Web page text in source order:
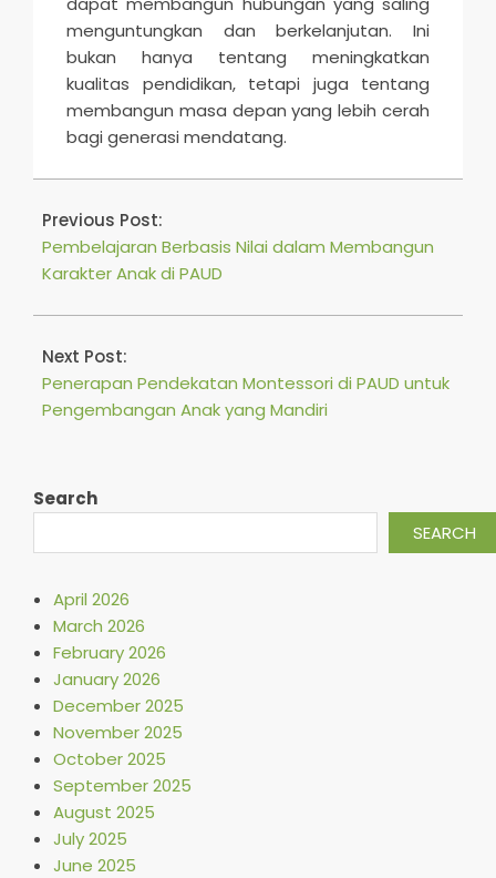
menguntungkan dan berkelanjutan. Ini
bukan hanya tentang meningkatkan
kualitas pendidikan, tetapi juga tentang
membangun masa depan yang lebih cerah
bagi generasi mendatang.
2025-
22
Previous Post:
Pembelajaran Berbasis Nilai dalam Membangun
Karakter Anak di PAUD
Next Post:
Penerapan Pendekatan Montessori di PAUD untuk
Pengembangan Anak yang Mandiri
Search
SEARCH
April 2026
March 2026
February 2026
January 2026
December 2025
November 2025
October 2025
September 2025
August 2025
July 2025
June 2025